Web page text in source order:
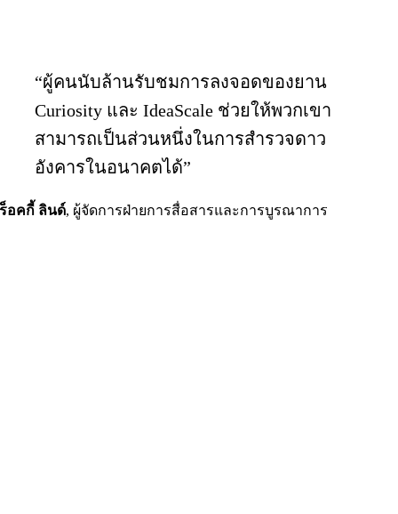
“ผู้คนนับล้านรับชมการลงจอดของยาน
Curiosity และ IdeaScale ช่วยให้พวกเขา
สามารถเป็นส่วนหนึ่งในการสำรวจดาว
อังคารในอนาคตได้”
ร็อคกี้ ลินด์, ผู้จัดการฝ่ายการสื่อสารและการบูรณาการ